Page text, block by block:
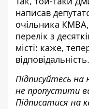
написав
очільника
перелік з
місті: каже,
відповідальність.
Підписуйтесь
не пропустити
Підписатися на